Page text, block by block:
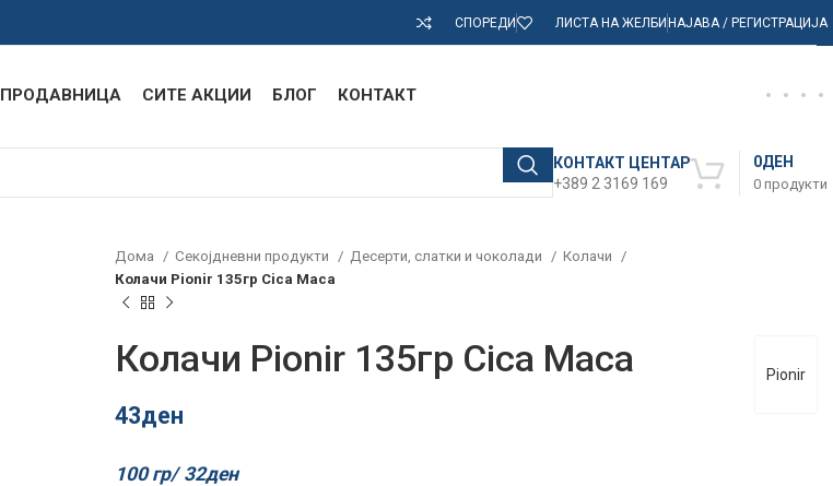
СПОРЕДИ ЛИСТА НА ЖЕЛБИНАЈАВА / РЕГИСТРАЦИЈА
ПРОДАВНИЦА СИТЕ АКЦИИ БЛОГ КОНТАКТ
КОНТАКТ ЦЕНТАР
+389 2 3169 169
0 продукти
0ДЕН
Дома Секојдневни продукти Десерти, слатки и чоколади
Колачи
Колачи Pionir 135гр Cica Maca
Pionir
Колачи Pionir 135гр Cica Maca
43ден
100 гр/ 32ден